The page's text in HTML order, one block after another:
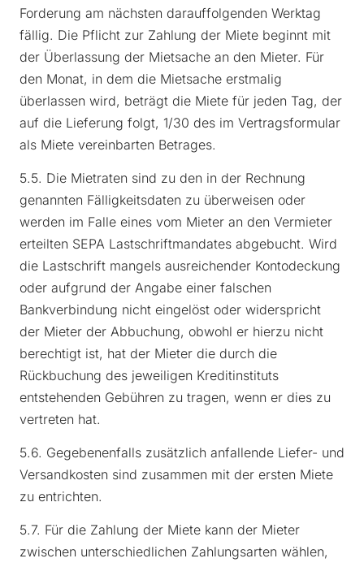
Forderung am nächsten darauffolgenden Werktag
fällig. Die Pflicht zur Zahlung der Miete beginnt mit
der Überlassung der Mietsache an den Mieter. Für
den Monat, in dem die Mietsache erstmalig
überlassen wird, beträgt die Miete für jeden Tag, der
auf die Lieferung folgt, 1/30 des im Vertragsformular
als Miete vereinbarten Betrages.
5.5. Die Mietraten sind zu den in der Rechnung
genannten Fälligkeitsdaten zu überweisen oder
werden im Falle eines vom Mieter an den Vermieter
erteilten SEPA Lastschriftmandates abgebucht. Wird
die Lastschrift mangels ausreichender Kontodeckung
oder aufgrund der Angabe einer falschen
Bankverbindung nicht eingelöst oder widerspricht
der Mieter der Abbuchung, obwohl er hierzu nicht
berechtigt ist, hat der Mieter die durch die
Rückbuchung des jeweiligen Kreditinstituts
entstehenden Gebühren zu tragen, wenn er dies zu
vertreten hat.
5.6. Gegebenenfalls zusätzlich anfallende Liefer- und
Versandkosten sind zusammen mit der ersten Miete
zu entrichten.
5.7. Für die Zahlung der Miete kann der Mieter
zwischen unterschiedlichen Zahlungsarten wählen,